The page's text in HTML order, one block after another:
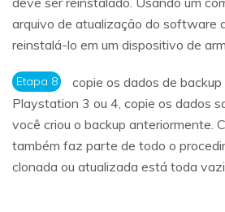
arquivo de atualização do software
reinstalá-lo em um dispositivo de
Etapa 8
copie os dados de
Playstation 3 ou 4, copie os dados
você criou o backup anteriormente.
também faz parte de todo o
clonada ou atualizada está toda